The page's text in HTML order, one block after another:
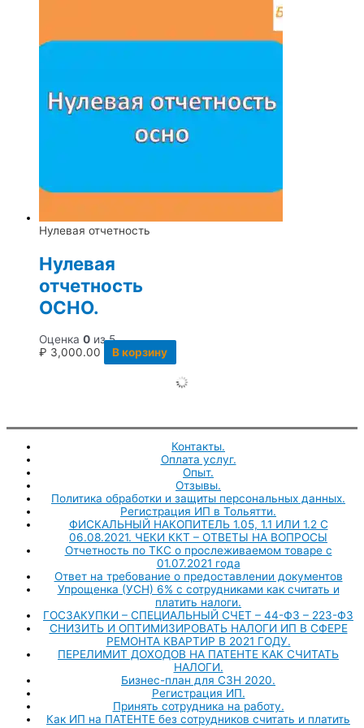
Нулевая отчетность
Нулевая
отчетность
ОСНО.
Оценка 0 из 5
₽ 3,000.00 В корзину
Контакты.
Оплата услуг.
Опыт.
Отзывы.
Политика обработки и защиты персональных данных.
Регистрация ИП в Тольятти.
ФИСКАЛЬНЫЙ НАКОПИТЕЛЬ 1.05, 1.1 ИЛИ 1.2 С
06.08.2021. ЧЕКИ ККТ – ОТВЕТЫ НА ВОПРОСЫ
Отчетность по ТКС о прослеживаемом товаре с
01.07.2021 года
Ответ на требование о предоставлении документов
Упрощенка (УСН) 6% с сотрудниками как считать и
платить налоги.
ГОСЗАКУПКИ – СПЕЦИАЛЬНЫЙ СЧЕТ – 44-ФЗ – 223-ФЗ
СНИЗИТЬ И ОПТИМИЗИРОВАТЬ НАЛОГИ ИП В СФЕРЕ
РЕМОНТА КВАРТИР В 2021 ГОДУ.
ПЕРЕЛИМИТ ДОХОДОВ НА ПАТЕНТЕ КАК СЧИТАТЬ
НАЛОГИ.
Бизнес-план для СЗН 2020.
Регистрация ИП.
Принять сотрудника на работу.
Как ИП на ПАТЕНТЕ без сотрудников считать и платить